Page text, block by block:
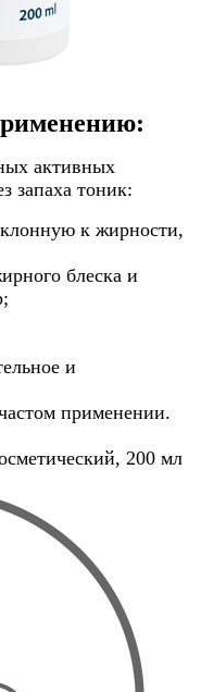
активных
запаха тоник:
к жирности,
блеска и
и
применении.
200 мл